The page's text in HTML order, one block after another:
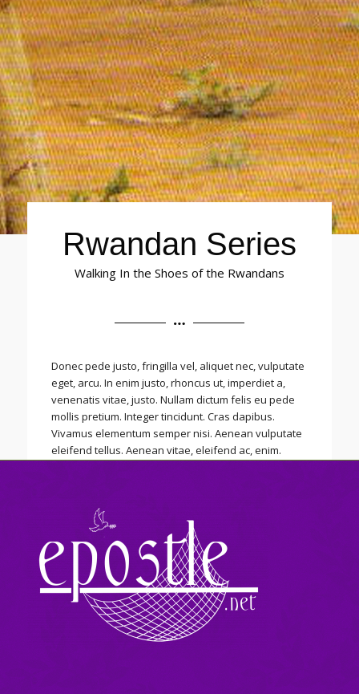
Rwandan Series
Walking In the Shoes of the Rwandans
Donec pede justo, fringilla vel, aliquet nec, vulputate
eget, arcu. In enim justo, rhoncus ut, imperdiet a,
venenatis vitae, justo. Nullam dictum felis eu pede
mollis pretium. Integer tincidunt. Cras dapibus.
Vivamus elementum semper nisi. Aenean vulputate
eleifend tellus. Aenean vitae, eleifend ac, enim.